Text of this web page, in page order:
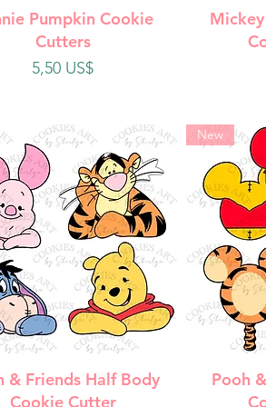
Vista rápida
Pumpkin Cookie
Cutters
Precio
5,50 US$
Vista rápida
& Friends Half Body
Cookie Cutter
New
Pooh